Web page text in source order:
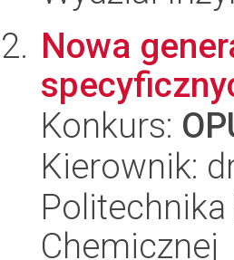
Nowa
Konkurs:
Kierownik:
Politechnika
Chemicznej